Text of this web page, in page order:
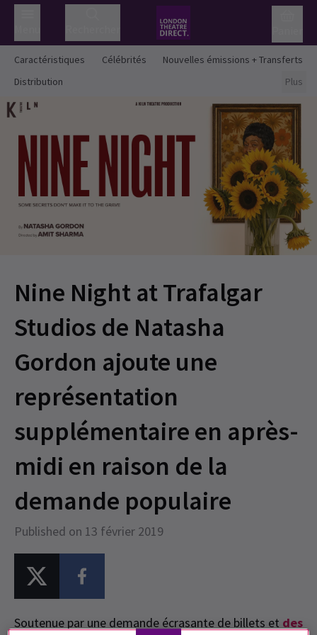
Caractéristiques Célébrités
Nouvelles émissions + Transferts
Distribution
Plus
Nine Night at Trafalgar
Studios de Natasha
Gordon ajoute une
représentation
supplémentaire en après-
midi en raison de la
demande populaire
Published on 13 février 2019
Soutenue par une demande écrasante de billets et des